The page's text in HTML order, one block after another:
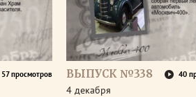
57 просмотров ВЫПУСК №338 40
4 декабря